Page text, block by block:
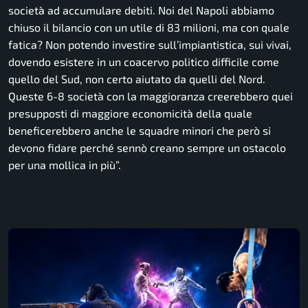
società ad accumulare debiti. Noi del Napoli abbiamo
chiuso il bilancio con un utile di 83 milioni, ma con quale
fatica? Non potendo investire sull’impiantistica, sui vivai,
dovendo esistere in un coacervo politico difficile come
quello del Sud, non certo aiutato da quelli del Nord.
Queste 6-8 società con la maggioranza creerebbero quei
presupposti di maggiore economicità della quale
beneficerebbero anche le squadre minori che però si
devono fidare perché sennò creano sempre un ostacolo
per una mollica in più”.